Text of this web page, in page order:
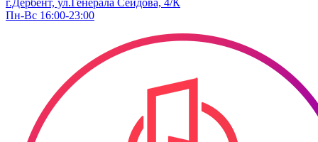
г.Дербент, ​ул.Генерала Сеидова, 4/К
Пн-Вс 16:00-23:00